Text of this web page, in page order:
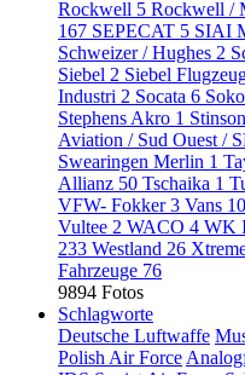
Rockwell 5 Rockwell /
167 SEPECAT 5 SIAI
Schweizer / Hughes 2
Siebel 2 Siebel
Industri 2 Socata 6 Soko
Stephens Akro 1 Stinson
Aviation / Sud Ouest /
Swearingen Merlin 1
Allianz 50 Tschaika 1
VFW- Fokker3 Vans 10
Vultee 2 WACO 4 WK
233 Westland 26
Fahrzeuge 76
9894 Fotos
Schlagworte
Deutsche Luftwaffe
Polish Air Force